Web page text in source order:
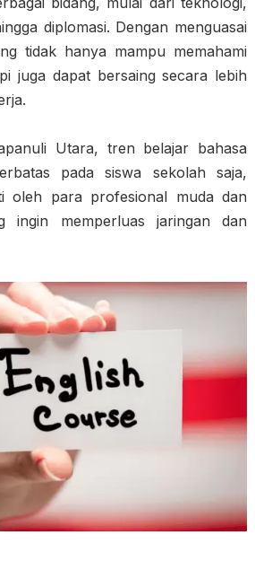
diplomasi. Dengan menguasai
tidak hanya mampu memahami
juga dapat bersaing secara lebih
Utara, tren belajar bahasa
pada siswa sekolah saja,
oleh para profesional muda dan
ingin memperluas jaringan dan